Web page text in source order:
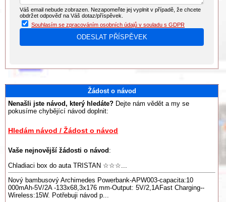
Váš email nebude zobrazen. Nezapomeňte jej vyplnit v případě, že chcete
obdržet odpověď na Váš dotaz/příspěvek.
Souhlasím se zpracováním osobních údajů v souladu s GDPR
Žádost o návod
Nenašli jste návod, který hledáte? Dejte nám vědět a my se
pokusíme chybějící návod doplnit:
Hledám návod / Žádost o návod
Vaše nejnovější žádosti o návod :
Chladiaci box do auta TRISTAN ☆☆☆...
Nový bambusový Archimedes Powerbank-APW003-capacita:10
000mAh-5V/2A -133x68,3x176 mm-Output: 5V/2,1AFast Charging--
Wireless:15W. Potřebuji návod p...